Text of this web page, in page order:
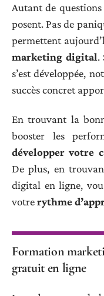
Autant de questions
posent. Pas de
permettent
marketing digital.
s’est développée,
succès concret
En trouvant la
booster les
développer votre
De plus, en
digital en ligne,
votrerythme
Formation
gratuit en ligne